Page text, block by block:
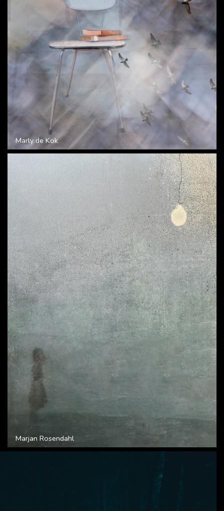
Marly de Kok
Marjan Rosendahl